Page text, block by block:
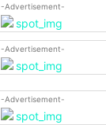
-Advertisement-
-Advertisement-
-Advertisement-